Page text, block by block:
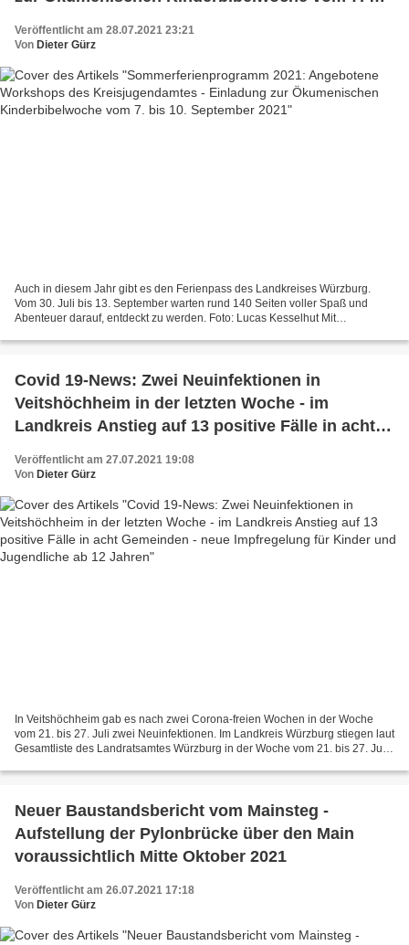
Veröffentlicht am 28.07.2021 23:21
Von Dieter Gürz
Auch in diesem Jahr gibt es den Ferienpass des Landkreises Würzburg.
Vom 30. Juli bis 13. September warten rund 140 Seiten voller Spaß und
Abenteuer darauf, entdeckt zu werden. Foto: Lucas Kesselhut Mit
Covid 19-News: Zwei Neuinfektionen in
Veitshöchheim in der letzten Woche - im
Landkreis Anstieg auf 13 positive Fälle in acht
Jugendliche ab 12 Jahren
Veröffentlicht am 27.07.2021 19:08
Von Dieter Gürz
In Veitshöchheim gab es nach zwei Corona-freien Wochen in der Woche
vom 21. bis 27. Juli zwei Neuinfektionen. Im Landkreis Würzburg stiegen laut
Gesamtliste des Landratsamtes Würzburg in der Woche vom 21. bis 27. Juli
Neuer Baustandsbericht vom Mainsteg -
Aufstellung der Pylonbrücke über den Main
voraussichtlich Mitte Oktober 2021
Veröffentlicht am 26.07.2021 17:18
Von Dieter Gürz